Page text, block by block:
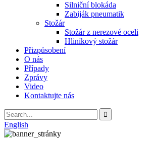
Silniční blokáda
Zabiják pneumatik
Stožár
Stožár z nerezové oceli
Hliníkový stožár
Přizpůsobení
O nás
Případy
Zprávy
Video
Kontaktujte nás
English